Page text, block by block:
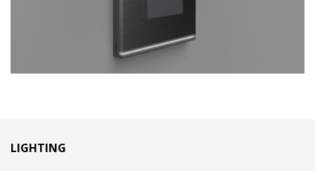
LIGHTING